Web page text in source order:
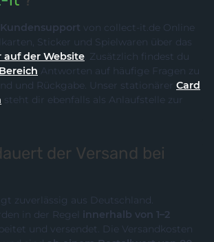
Kundensupport von collect-it.de Online
Shop für Sammelkarten, Sticker und Spielwaren über das
der Website. Zusätzlich findest du
Antworten auf häufige Fragen zu
und Rückgabe. Unser stationärer Card
steht dir ebenfalls als Anlaufstelle zur
der Versand bei
zuverlässig aus Deutschland.
in der Regel innerhalb von 1–2
und versendet. Die Versandkosten